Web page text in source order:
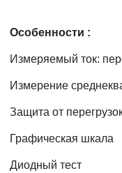
Особенности :
Измеряемый ток:
Измерение
Защита от
Графическая шкала
Диодный тест